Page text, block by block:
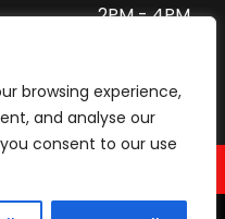
browsing experience,
and analyse our
consent to our use
2PM - 4PM
par WhatsApp